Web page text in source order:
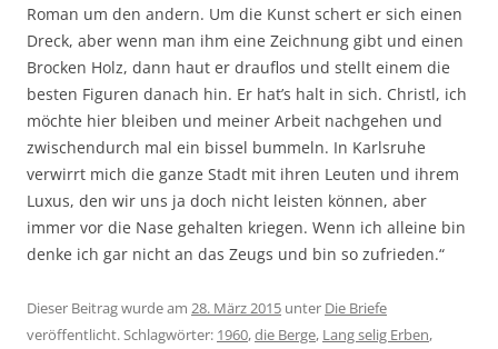
Roman um den andern. Um die Kunst schert er sich einen
Dreck, aber wenn man ihm eine Zeichnung gibt und einen
Brocken Holz, dann haut er drauflos und stellt einem die
besten Figuren danach hin. Er hat’s halt in sich. Christl, ich
möchte hier bleiben und meiner Arbeit nachgehen und
zwischendurch mal ein bissel bummeln. In Karlsruhe
verwirrt mich die ganze Stadt mit ihren Leuten und ihrem
Luxus, den wir uns ja doch nicht leisten können, aber
immer vor die Nase gehalten kriegen. Wenn ich alleine bin
denke ich gar nicht an das Zeugs und bin so zufrieden.“
Dieser Beitrag wurde am 28. März 2015 unter Die Briefe
veröffentlicht. Schlagwörter: 1960,die Berge, Lang selig Erben,